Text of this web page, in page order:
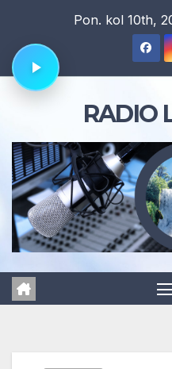
content
Pon. kol 10th,
RADIO